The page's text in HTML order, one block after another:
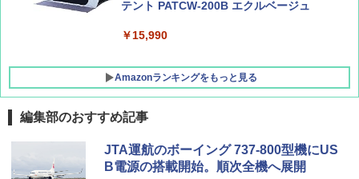
テント PATCW-200B エクルベージュ
￥15,990
Amazonランキングをもっと見る
DEWEL パラソル 大型 ビーチ アウトドアパ
ラソル ガーデン サイトシート付 折りたたみ
防水 UVカット 4段階高さ調整 軽量 収納袋付
編集部のおすすめ記事
JTA運航のボーイング 737-800型機にUS
B電源の搭載開始。順次全機へ展開